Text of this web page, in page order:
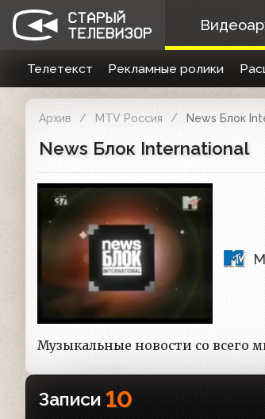
Телетекст Рекламные ролики
Архив MTV Россия News Блок
News Блок International
Музыкальные новости со всего
Записи 10